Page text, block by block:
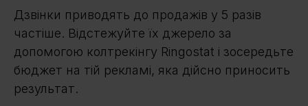
Дзвінки приводять до продажів у 5 разів
частіше. Відстежуйте їх джерело за
допомогою колтрекінгу Ringostat і зосередьте
бюджет на тій рекламі, яка дійсно приносить
результат.